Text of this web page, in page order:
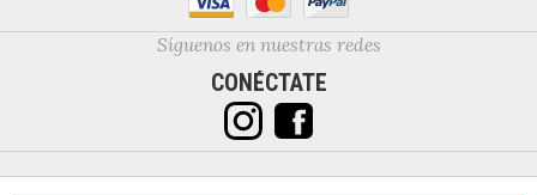
Síguenos en nuestras redes
CONÉCTATE